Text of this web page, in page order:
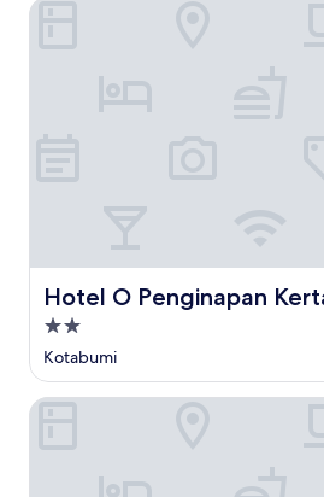
Hotel O Penginapan
Hotel O Penginapan Kertajaya
Properti
bintang
2.0
Kotabumi
Hotel O Penginapan Kertajaya
Hotel O Sejahtera Syariah